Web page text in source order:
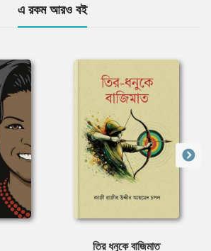
এ রকম আরও বই
তির ধনুকে বাজিমাত